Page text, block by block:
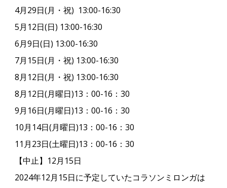
4月29日(月・祝) 13:00-16:30
5月12日(日) 13:00-16:30
6月9日(日) 13:00-16:30
7月15日(月・祝) 13:00-16:30
8月12日(月・祝) 13:00-16:30
8月12日(月曜日)13：00-16：30
9月16日(月曜日)13：00-16：30
10月14日(月曜日)13：00-16：30
11月23日(土曜日)13：00-16：30
【中止】12月15日
2024年12月15日に予定していたコラソンミロンガは